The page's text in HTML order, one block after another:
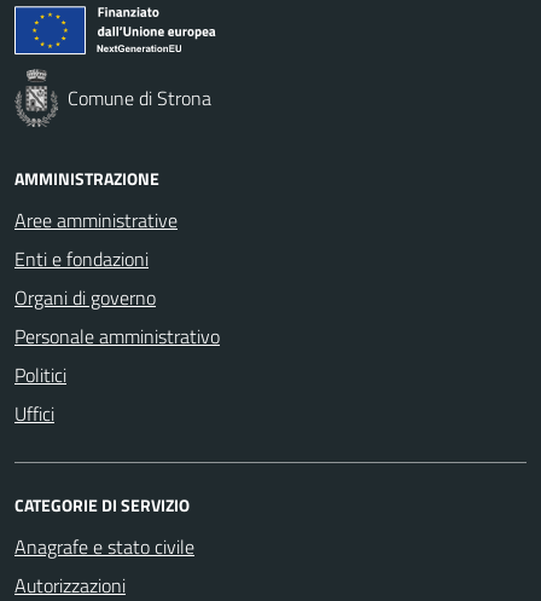
Comune di Strona
AMMINISTRAZIONE
Aree amministrative
Enti e fondazioni
Organi di governo
Personale amministrativo
Politici
Uffici
CATEGORIE DI SERVIZIO
Anagrafe e stato civile
Autorizzazioni